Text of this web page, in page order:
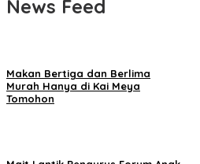
News Feed
Makan Bertiga dan Berlima
Murah Hanya di Kai Meya
Tomohon